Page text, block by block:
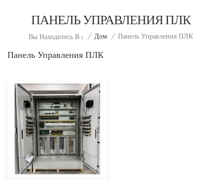
ПАНЕЛЬ УПРАВЛЕНИЯ ПЛК
Вы Находитесь В : / Дом / Панель Управления ПЛК
Панель Управления ПЛК